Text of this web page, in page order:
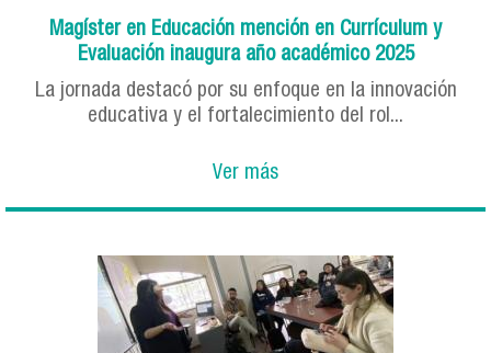
Magíster en Educación mención en Currículum y
Evaluación inaugura año académico 2025
La jornada destacó por su enfoque en la innovación
educativa y el fortalecimiento del rol...
Ver más